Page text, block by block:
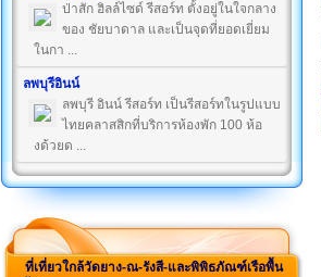
ป่าสัก ฮิลล์ไซด์ รีสอร์ท ตั้งอยู่ในใจกลาง
ของ ชัยบาดาล และเป็นจุดที่ยอดเยี่ยม
ในกา ...
ลพบุรีอินน์
ลพบุรี อินน์ รีสอร์ท เป็นรีสอร์ทในรูปแบบ
ไทยคลาสสิกที่บริการห้องพัก 100 ห้อ
งด้วยด ...
ที่เที่ยวใกล้วัดยาง-ณ-รังสี-และพิพิธภัณฑ์เรือพื้น